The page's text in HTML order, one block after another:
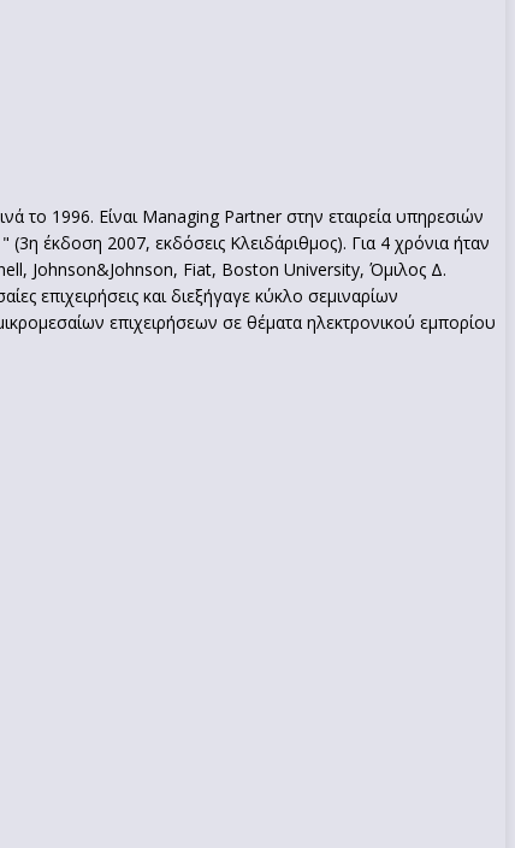
το 1996. Είναι Managing Partner στην εταιρεία υπηρεσιών
έκδοση 2007, εκδόσεις Κλειδάριθμος). Για 4 χρόνια ήταν
Johnson&Johnson, Fiat, Boston University, Όμιλος Δ.
επιχειρήσεις και διεξήγαγε κύκλο σεμιναρίων
επιχειρήσεων σε θέματα ηλεκτρονικού εμπορίου